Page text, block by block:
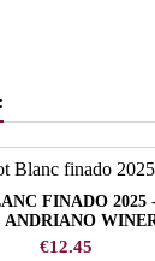
FINADO 2025
ANDRIANO
Price
€12.45